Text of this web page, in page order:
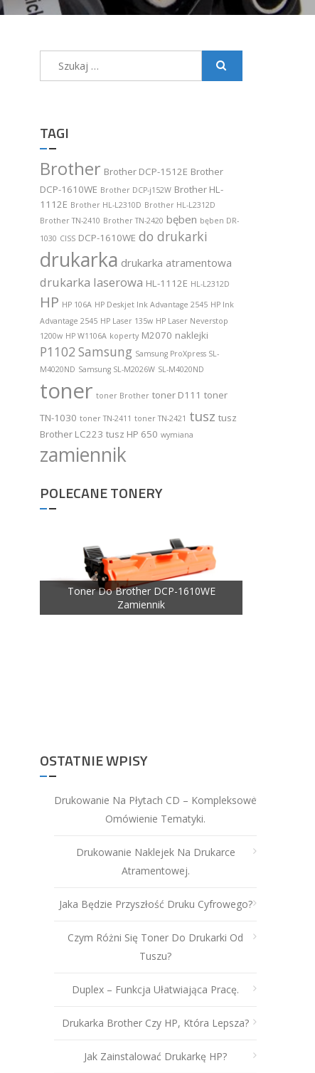
TAGI
Brother Brother DCP-1512E Brother
DCP-1610WE Brother DCP-j152W Brother HL-
1112E Brother HL-L2310D Brother HL-L2312D
Brother TN-2410 Brother TN-2420 bęben bęben DR-
1030 CISS DCP-1610WE do drukarki
drukarka drukarka atramentowa
drukarka laserowa HL-1112E HL-L2312D
HP HP 106A HP Deskjet Ink Advantage 2545 HP Ink
Advantage 2545 HP Laser 135w HP Laser Neverstop
1200w HP W1106A koperty M2070 naklejki
P1102 Samsung Samsung ProXpress SL-
M4020ND Samsung SL-M2026W SL-M4020ND
toner toner Brother toner D111 toner
TN-1030 toner TN-2411 toner TN-2421 tusz tusz
Brother LC223 tusz HP 650 wymiana
zamiennik
POLECANE TONERY
Toner Do Brother DCP-1610WE
Zamiennik
OSTATNIE WPISY
Drukowanie Na Płytach CD – Kompleksowe
Omówienie Tematyki.
Drukowanie Naklejek Na Drukarce
Atramentowej.
Jaka Będzie Przyszłość Druku Cyfrowego?
Czym Różni Się Toner Do Drukarki Od
Tuszu?
Duplex – Funkcja Ułatwiająca Pracę.
Drukarka Brother Czy HP, Która Lepsza?
Jak Zainstalować Drukarkę HP?